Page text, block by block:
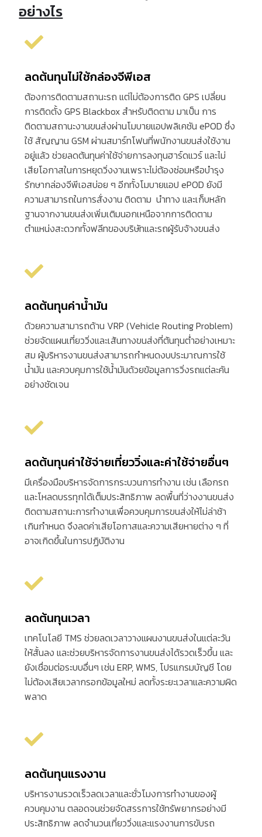
อย่างไร
ลดต้นทุนไม่ใช้กล่องจีพีเอส
ต้องการติดตามสถานะรถ แต่ไม่ต้องการติด GPSเปลี่ยน
การติดตั้ง GPS Blackboxสำหรับติดตาม มาเป็น การ
ติดตามสถานะงานขนส่งผ่านโมบายแอปพลิเคชัน ePODซึ่ง
ใช้สัญญาน GSMผ่านสมาร์ทโฟนที่พนักงานขนส่งใช้งาน
อยู่แล้ว ช่วยลดต้นทุนค่าใช้จ่ายการลงทุนฮาร์ดแวร์และไม่
เสียโอกาสในการหยุดวิ่งงานเพราะไม่ต้องซ่อมหรือบำรุง
รักษากล่องจีพีเอสบ่อย ๆ อีกทั้งโมบายแอป ePODยังมี
ความสามารถในการสั่งงาน ติดตาม นำทาง และเก็บหลัก
ฐานจากงานขนส่งเพิ่มเติมนอกเหนือจากการติดตาม
ตำแหน่งสะดวกทั้งฟลีทของบริษัทและรถผู้รับจ้างขนส่ง
ลดต้นทุนค่าน้ำมัน
ด้วยความสามารถด้าน VRP (Vehicle Routing Problem)
ช่วยจัดแผนเที่ยววิ่งและเส้นทางขนส่งที่ต้นทุนต่ำอย่างเหมาะ
สม ผู้บริหารงานขนส่งสามารถกำหนดงบประมาณการใช้
น้ำมัน และควบคุมการใช้น้ำมันด้วยข้อมูลการวิ่งรถแต่ละคัน
อย่างชัดเจน
ลดต้นทุนค่าใช้จ่ายเที่ยววิ่งและค่าใช้จ่ายอื่นๆ
มีเครื่องมือบริหารจัดการกระบวนการทำงาน เช่น เลือกรถ
และโหลดบรรทุกได้เต็มประสิทธิภาพ ลดพื้นที่ว่างงานขนส่ง
ติดตามสถานะการทำงานเพื่อควบคุมการขนส่งให้ไม่ล่าช้า
เกินกำหนด จึงลดค่าเสียโอกาสและความเสียหายต่าง ๆ ที่
อาจเกิดขึ้นในการปฏิบัติงาน
ลดต้นทุนเวลา
เทคโนโลยี TMSช่วยลดเวลาวางแผนงานขนส่งในแต่ละวัน
ให้สั้นลง และช่วยบริหารจัดการงานขนส่งได้รวดเร็วขึ้น และ
ยังเชื่อมต่อระบบอื่นๆ เช่น ERP, WMS, โปรแกรมบัญชี โดย
ไม่ต้องเสียเวลากรอกข้อมูลใหม่ ลดทั้งระยะเวลาและความผิด
พลาด
ลดต้นทุนแรงงาน
บริหารงานรวดเร็วลดเวลาและชั่วโมงการทำงานของผู้
ควบคุมงาน ตลอดจนช่วยจัดสรรการใช้ทรัพยากรอย่างมี
ประสิทธิภาพ ลดจำนวนเที่ยววิ่งและแรงงานการขับรถ